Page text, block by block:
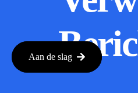
Aan de slag